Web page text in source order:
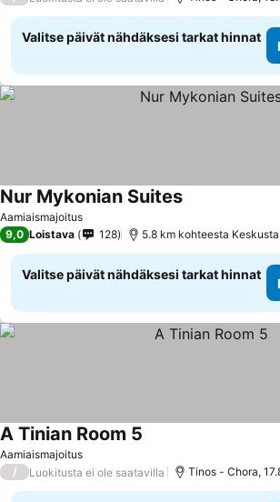
Valitse päivät nähdäksesi tarkat hinnat
Aamiaismajoitus
Nur Mykonian SuitesKatso hinnat
9,0 Loistava 128 5.8 km kohteesta Keskusta
Valitse päivät nähdäksesi tarkat hinnat
Aamiaismajoitus
A Tinian Room 5
/ Luokitusta ei ole saatavilla Tinos - Chora,